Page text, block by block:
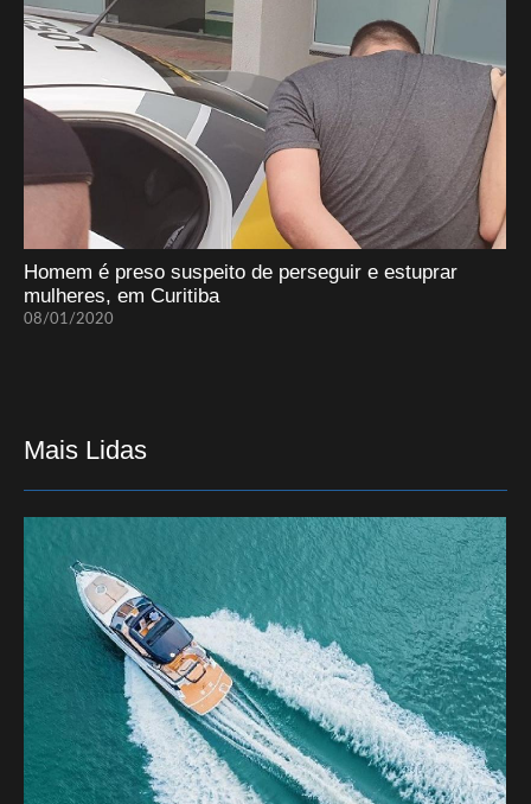
Homem é preso suspeito de perseguir e estuprar
mulheres, em Curitiba
08/01/2020
Mais Lidas